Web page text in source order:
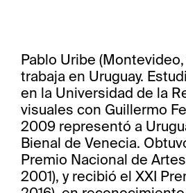
Pablo Uribe (Montevideo,
trabaja en Uruguay.
en la Universidad de la
visuales con Guillermo
2009 representó a
Bienal de Venecia.
Premio Nacional de
2001), y recibió el XXI